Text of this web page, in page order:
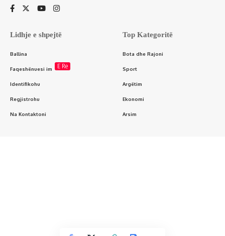
Lidhje e shpejtë
Ballina
Faqeshënuesi im E Re
Identifikohu
Regjistrohu
Na Kontaktoni
Top Kategoritë
Bota dhe Rajoni
Sport
Argëtim
Ekonomi
Arsim